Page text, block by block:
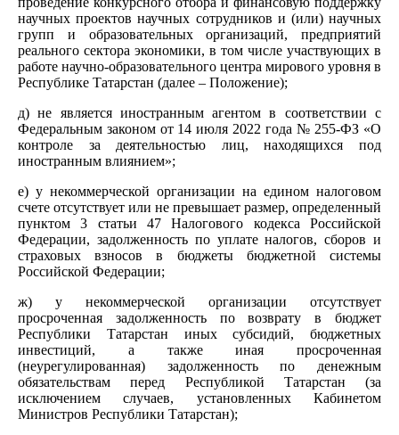
научных проектов научных сотрудников и (или) научных
групп и образовательных организаций, предприятий
реального сектора экономики, в том числе участвующих в
работе научно-образовательного центра мирового уровня в
Республике Татарстан (далее – Положение);
д) не является иностранным агентом в соответствии с
Федеральным законом от 14 июля 2022 года № 255-ФЗ «О
контроле за деятельностью лиц, находящихся под
иностранным влиянием»;
е) у некоммерческой организации на едином налоговом
счете отсутствует или не превышает размер, определенный
пунктом 3 статьи 47 Налогового кодекса Российской
Федерации, задолженность по уплате налогов, сборов и
страховых взносов в бюджеты бюджетной системы
Российской Федерации;
ж) у некоммерческой организации отсутствует
просроченная задолженность по возврату в бюджет
Республики Татарстан иных субсидий, бюджетных
инвестиций, а также иная просроченная
(неурегулированная) задолженность по денежным
обязательствам перед Республикой Татарстан (за
исключением случаев, установленных Кабинетом
Министров Республики Татарстан);